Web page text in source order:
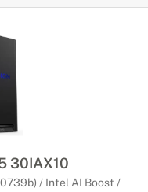
30IAX10
/ Intel AI Boost /